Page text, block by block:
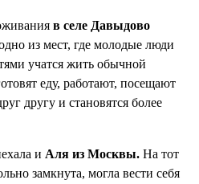
в селе Давыдово
из мест, где молодые люди
учатся жить обычной
еду, работают, посещают
другу и становятся более
и Аля из Москвы. На тот
замкнута, могла вести себя